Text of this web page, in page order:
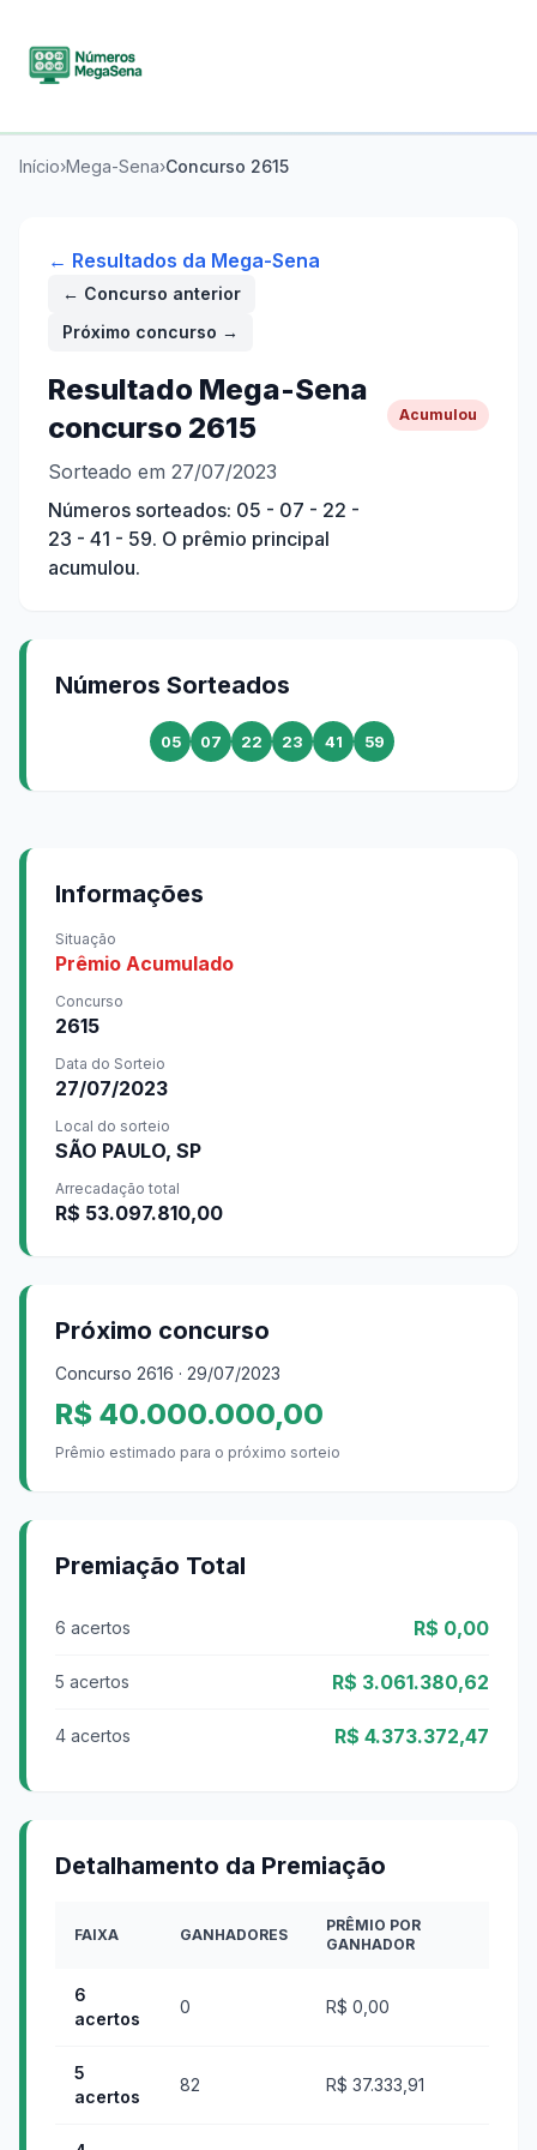
Início›Mega-Sena›Concurso 2615
← Resultados da Mega-Sena
← Concurso anterior
Próximo concurso →
Resultado Mega-Sena
concurso 2615
Sorteado em 27/07/2023
Números sorteados: 05 - 07 - 22 -
23 - 41 - 59. O prêmio principal
acumulou.
Acumulou
Números Sorteados
05 07 22 23 41 59
Informações
Situação
Prêmio Acumulado
Concurso
2615
Data do Sorteio
27/07/2023
Local do sorteio
SÃO PAULO, SP
Arrecadação total
R$ 53.097.810,00
Próximo concurso
Concurso 2616 · 29/07/2023
R$ 40.000.000,00
Prêmio estimado para o próximo sorteio
Premiação Total
6 acertos R$ 0,00
5 acertos R$ 3.061.380,62
4 acertos R$ 4.373.372,47
Detalhamento da Premiação
FAIXA GANHADORES
PRÊMIO POR
GANHADOR
6
acertos
0 R$ 0,00
5
acertos
82 R$ 37.333,91